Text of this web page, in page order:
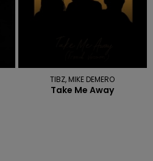
TIBZ, MIKE DEMERO
Take Me Away